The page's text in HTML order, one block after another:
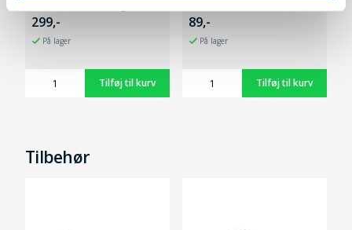
299,-
På lager
89,-
På lager
Tilbehør